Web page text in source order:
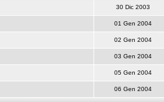
30 Dic 2003
01 Gen 2004
02 Gen 2004
03 Gen 2004
05 Gen 2004
06 Gen 2004